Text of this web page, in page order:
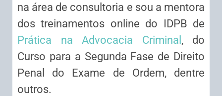
na área de consultoria e sou a mentora
dos treinamentos online do IDPB de
Prática na Advocacia Criminal , do
Curso para a Segunda Fase de Direito
Penal do Exame de Ordem, dentre
outros.